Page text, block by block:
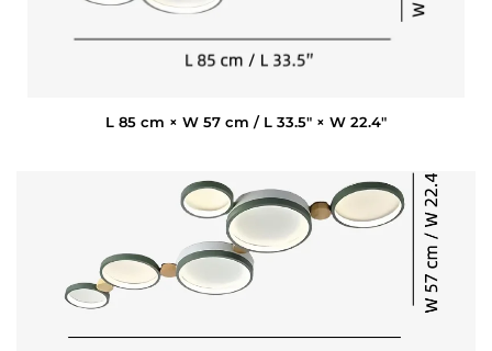
L 85 cm × W 57 cm / L 33.5″ × W 22.4″